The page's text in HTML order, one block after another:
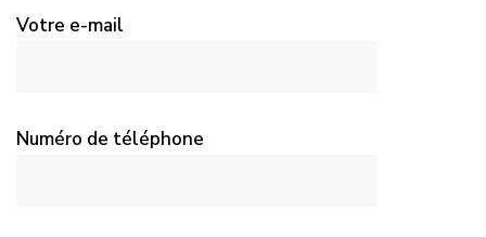
Votre e-mail
Numéro de téléphone